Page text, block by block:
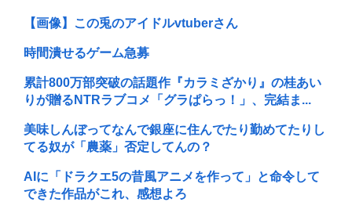
【画像】この兎のアイドルvtuberさん
時間潰せるゲーム急募
累計800万部突破の話題作『カラミざかり』の桂あい
りが贈るNTRラブコメ「グラぱらっ！」、完結ま...
美味しんぼってなんで銀座に住んでたり勤めてたりし
てる奴が「農薬」否定してんの？
AIに「ドラクエ5の昔風アニメを作って」と命令して
できた作品がこれ、感想よろ